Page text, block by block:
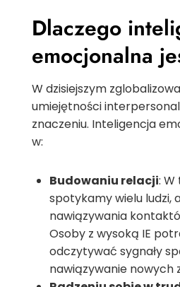
Dlaczego
emocjonalna
W dzisiejszym
umiejętności
znaczeniu. Inteligencja
w:
Budowaniu relacji:
spotykamy wielu ludzi,
nawiązywania
Osoby z wysoką IE
odczytywać sygnały
nawiązywanie nowych